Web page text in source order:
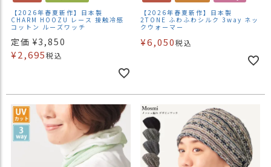
【2026年春夏新作】日本製
CHARM HOOZU レース 接触冷感
コットン ルーズワッチ
定価 ¥3,850
¥2,695税込
【2026年春夏新作】日本製
2TONE ふわふわシルク 3way ネッ
クウォーマー
¥6,050税込